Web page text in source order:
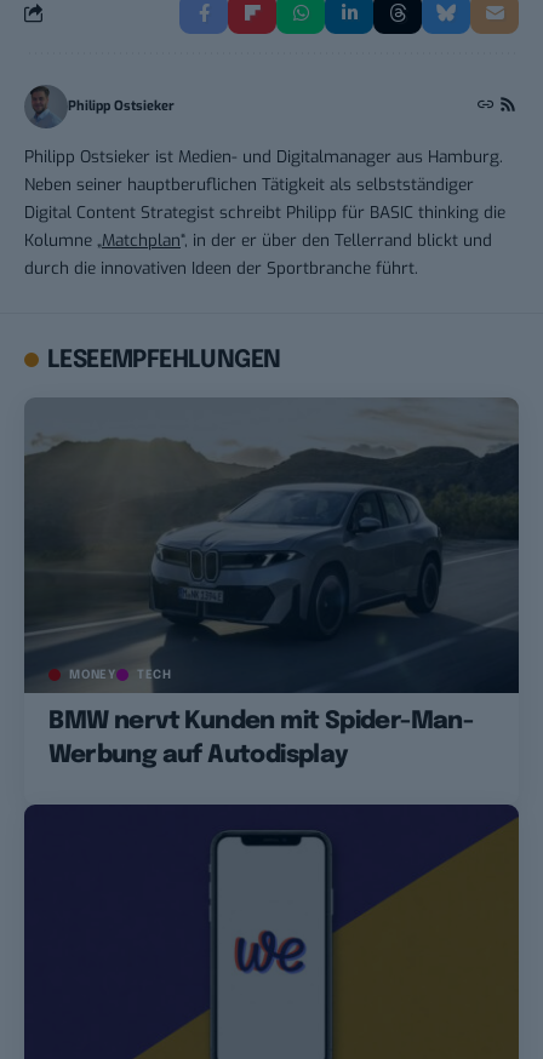
Philipp Ostsieker
Philipp Ostsieker ist Medien- und Digitalmanager aus Hamburg.
Neben seiner hauptberuflichen Tätigkeit als selbstständiger
Digital Content Strategist schreibt Philipp für BASIC thinking die
Kolumne „Matchplan“, in der er über den Tellerrand blickt und
durch die innovativen Ideen der Sportbranche führt.
LESEEMPFEHLUNGEN
MONEY TECH
BMW nervt Kunden mit Spider-Man-
Werbung auf Autodisplay